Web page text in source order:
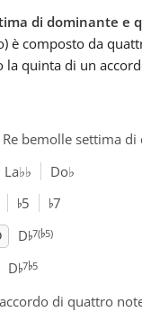
di dominante e
è composto da
la quinta di un
bemolle settima
La♭♭ Do♭
♭5 ♭7
D♭7(♭5)
D♭7♭5
di quattro